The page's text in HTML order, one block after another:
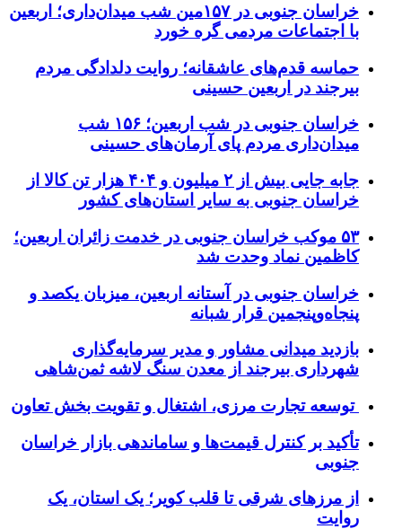
خراسان جنوبی در ۱۵۷مین شب میدان‌داری؛ اربعین
با اجتماعات مردمی گره خورد
حماسه قدم‌های عاشقانه؛ روایت دلدادگی مردم
بیرجند در اربعین حسینی
خراسان جنوبی در شب اربعین؛ ۱۵۶ شب
میدان‌داری مردم پای آرمان‌های حسینی
جابه جایی بیش از ۲ میلیون و ۴۰۴ هزار تن کالا از
خراسان جنوبی به سایر استان‌های کشور
۵۳ موکب خراسان جنوبی در خدمت زائران اربعین؛
کاظمین نماد وحدت شد
خراسان جنوبی در آستانه اربعین، میزبان یکصد و
پنجاه‌وپنجمین قرار شبانه
بازدید میدانی مشاور و مدیر سرمایه‌گذاری
شهرداری بیرجند از معدن سنگ لاشه ثمن‌شاهی
توسعه تجارت مرزی، اشتغال و تقویت بخش تعاون
تأکید بر کنترل قیمت‌ها و ساماندهی بازار خراسان
جنوبی
از مرزهای شرقی تا قلب کویر؛ یک استان، یک
روایت